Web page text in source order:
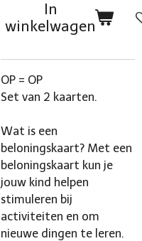
In
winkelwagen
OP = OP
Set van 2 kaarten.
Wat is een
beloningskaart? Met een
beloningskaart kun je
jouw kind helpen
stimuleren bij
activiteiten en om
nieuwe dingen te leren.